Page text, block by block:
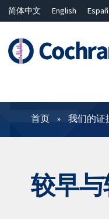
简体中文 English
过滤
首页 我们的证
较早